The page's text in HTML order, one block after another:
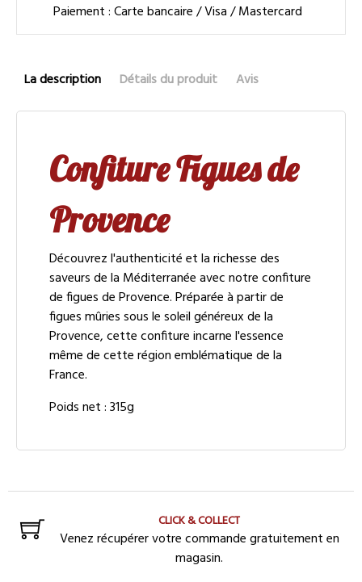
Paiement : Carte bancaire / Visa / Mastercard
La description Détails du produit Avis
Confiture Figues de
Provence
Découvrez l'authenticité et la richesse des
saveurs de la Méditerranée avec notre confiture
de figues de Provence. Préparée à partir de
figues mûries sous le soleil généreux de la
Provence, cette confiture incarne l'essence
même de cette région emblématique de la
France.
Poids net : 315g
CLICK & COLLECT
Venez récupérer votre commande gratuitement en
magasin.